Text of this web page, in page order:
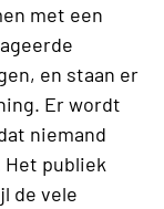
met een
en staan er
Er wordt
niemand
publiek
de vele